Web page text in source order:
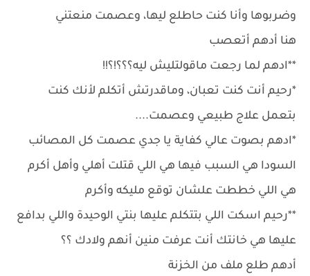
وضربوها وأنا كنت حاطلع ليها، وعصمت منعتني
هنا أدهم أتعصب
**ادهم لما رجعت ماقولتليش ليه؟؟؟!؟!!
*رحيم أنت كنت تعبان، وماقدرتش أتكلم لأنك كنت
بتعمل علاج طبيعي وعصمت....
*ادهم بصوت عالي كفاية يا جدي عصمت كل المصائب
السودا هي السبب فيها هي اللي قتلت أهلي وأهل أكرم
هي اللي خططت علشان توقع مليكه وأكرم
**رحيم اسكت اللي بتتكلم عليها بنتي الوحيدة واللي بدافع
عليها هي خانتك أنت عرفت منين أنهم ولادك ؟؟
أدهم طلع ملف من الخزنة